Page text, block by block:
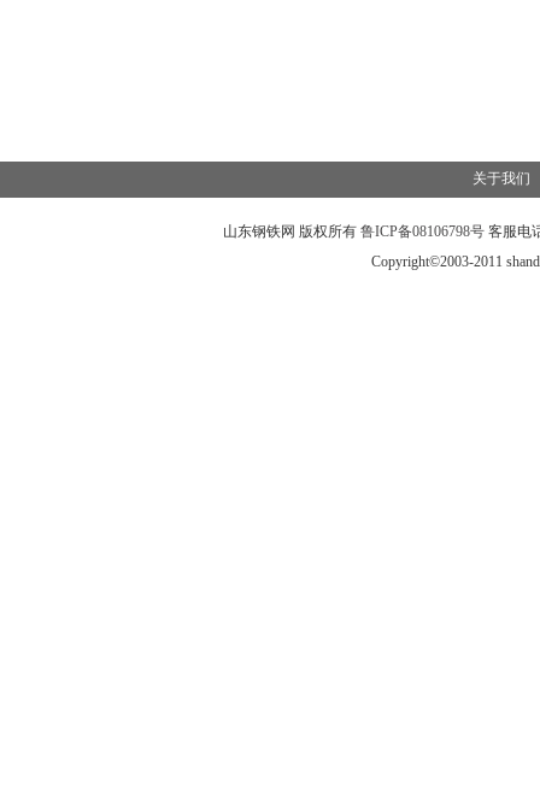
关于我们
山东钢铁网 版权所有 鲁ICP备08106798号 客服电
Copyright©2003-2011